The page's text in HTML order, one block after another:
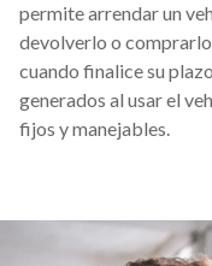
permite arrendar un
devolverlo o
cuando finalice su
generados al usar el
fijos y manejables.